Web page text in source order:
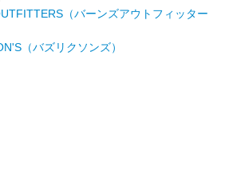
（バーンズアウトフィッター
（バズリクソンズ）